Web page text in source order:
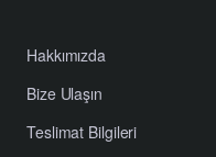
Hakkımızda
Bize Ulaşın
Teslimat Bilgileri